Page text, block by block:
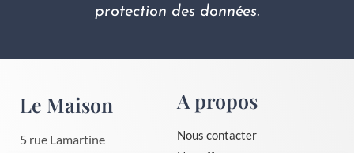
protection des données.
Le Maison
5 rue Lamartine
A propos
Nous contacter